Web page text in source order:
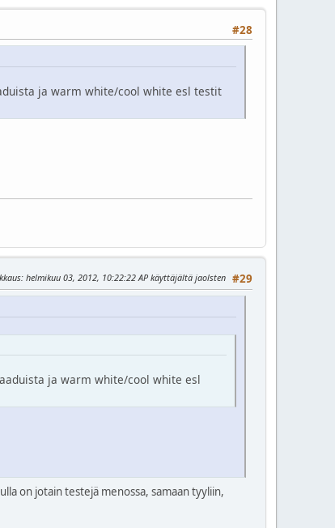
#28
ja warm white/cool white esl testit
#29
: helmikuu 03, 2012, 10:22:22 AP käyttäjältä jaolsten
ja warm white/cool white esl
on jotain testejä menossa, samaan tyyliin,